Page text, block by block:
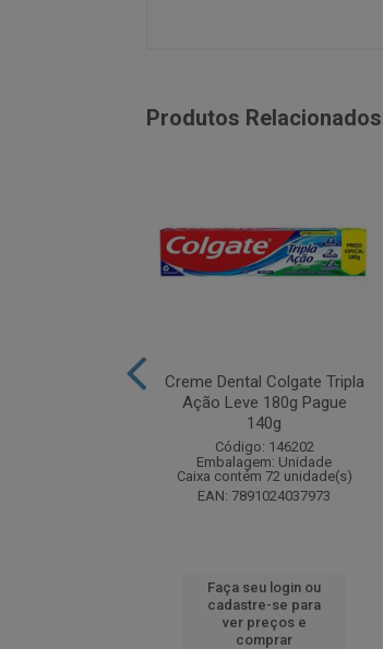
Produtos Relacionados
Colgate Tripla
Creme Dental Colgate Tripla
Ação Leve 180g Pague
140g
Código: 146202
Embalagem: Unidade
Caixa contém 72 unidade(s)
EAN: 7891024037973
Faça seu login ou
cadastre-se para
ver preços e
comprar